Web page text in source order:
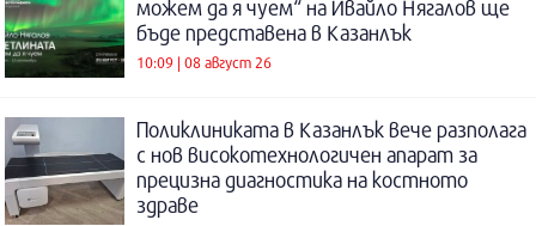
можем да я чуем“ на Ивайло Нягалов ще
бъде представена в Казанлък
10:09 | 08 август 26
Поликлиниката в Казанлък вече разполага
с нов високотехнологичен апарат за
прецизна диагностика на костното
здраве